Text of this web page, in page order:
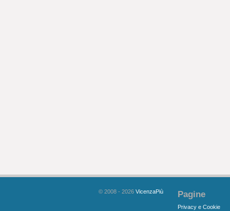
© 2008 - 2026 VicenzaPiù Pagine
Privacy e Cookie